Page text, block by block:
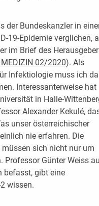
der Bundeskanzler in
19-Epidemie verglichen,
im Brief des
MEDIZIN 02/2020). Als
Infektiologie muss ich
Interessanterweise hat
in Halle-
Alexander Kekulé,
unser österreichischer
nie erfahren. Die
sich nicht nur um
Professor Günter Weiss
befasst, gibt eine
wissen.